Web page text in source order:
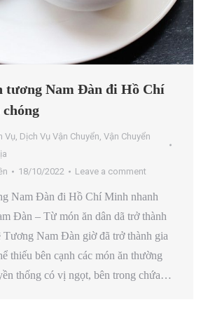
tương Nam Đàn đi Hồ Chí
Vụ, Dịch Vụ Vận Chuyển, Vận Chuyển
18/10/2022 Leave a comment
Nam Đàn đi Hồ Chí Minh nhanh
Đàn – Từ món ăn dân dã trở thành
Tương Nam Đàn giờ đã trở thành gia
thiếu bên cạnh các món ăn thường
thống có vị ngọt, bên trong chứa…